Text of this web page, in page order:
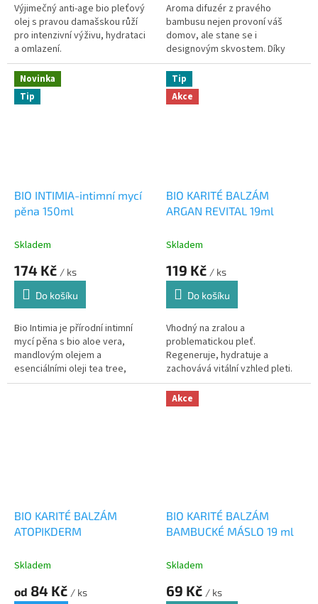
Výjimečný anti-age bio pleťový
olej s pravou damašskou růží
pro intenzivní výživu, hydrataci
a omlazení.
Aroma difuzér z pravého
bambusu nejen provoní váš
domov, ale stane se i
designovým skvostem. Díky
ultrazvukové technologii se
vůně rovnoměrně rozptýlí
Novinka
Tip
BIO INTIMIA-intimní mycí
pěna 150ml
Skladem
174 Kč / ks
Do košíku
Bio Intimia je přírodní intimní
mycí pěna s bio aloe vera,
mandlovým olejem a
esenciálními oleji tea tree,
manuka a pelargonie. Jemně
Tip
Akce
BIO KARITÉ BALZÁM
ARGAN REVITAL 19ml
Skladem
119 Kč / ks
Do košíku
Vhodný na zralou a
problematickou pleť.
Regeneruje, hydratuje a
zachovává vitální vzhled pleti.
Reguluje výskyt vrásek
BIO KARITÉ BALZÁM
ATOPIKDERM
Skladem
od 84 Kč / ks
Akce
BIO KARITÉ BALZÁM
BAMBUCKÉ MÁSLO 19 ml
Skladem
69 Kč / ks